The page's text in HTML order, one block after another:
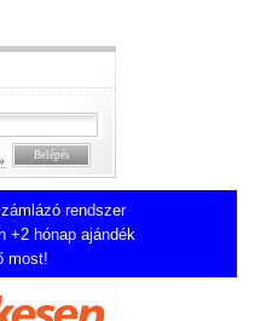
rendszer
+2 hónap ajándék
most!